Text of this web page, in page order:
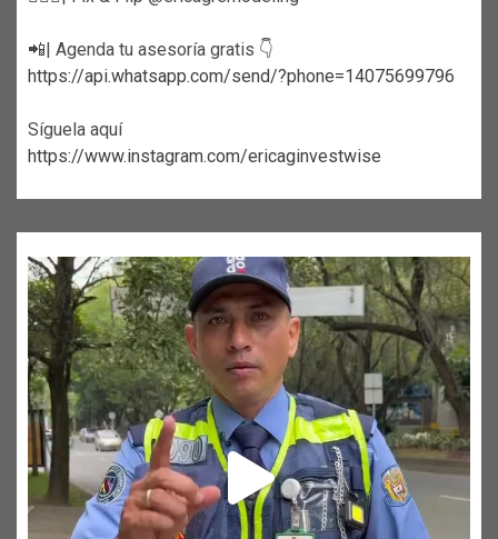
📲| Agenda tu asesoría gratis 👇
https://api.whatsapp.com/send/?phone=14075699796
Síguela aquí
https://www.instagram.com/ericaginvestwise